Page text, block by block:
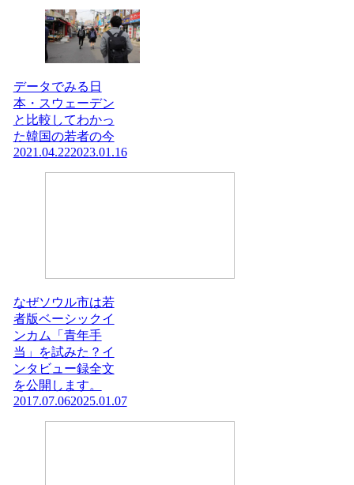
データでみる日
本・スウェーデン
と比較してわかっ
た韓国の若者の今
2021.04.222023.01.16
なぜソウル市は若
者版ベーシックイ
ンカム「青年手
当」を試みた？イ
ンタビュー録全文
を公開します。
2017.07.062025.01.07